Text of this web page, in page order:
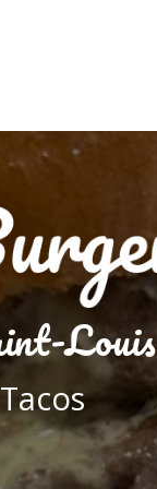
Louis